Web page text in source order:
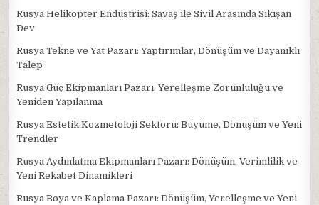
Rusya Helikopter Endüstrisi: Savaş ile Sivil Arasında Sıkışan
Dev
Rusya Tekne ve Yat Pazarı: Yaptırımlar, Dönüşüm ve Dayanıklı
Talep
Rusya Güç Ekipmanları Pazarı: Yerelleşme Zorunluluğu ve
Yeniden Yapılanma
Rusya Estetik Kozmetoloji Sektörü: Büyüme, Dönüşüm ve Yeni
Trendler
Rusya Aydınlatma Ekipmanları Pazarı: Dönüşüm, Verimlilik ve
Yeni Rekabet Dinamikleri
Rusya Boya ve Kaplama Pazarı: Dönüşüm, Yerelleşme ve Yeni